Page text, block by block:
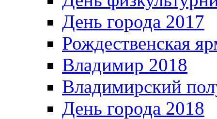
День города 2017
Рождественская
Владимир 2018
Владимирский
День города 2018